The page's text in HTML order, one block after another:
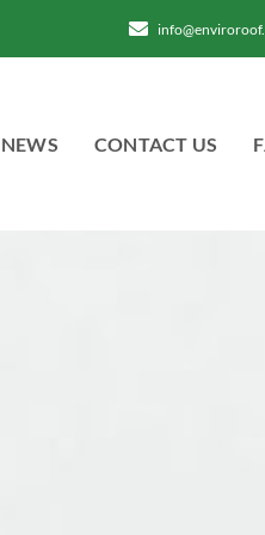
NEWS CONTACT US